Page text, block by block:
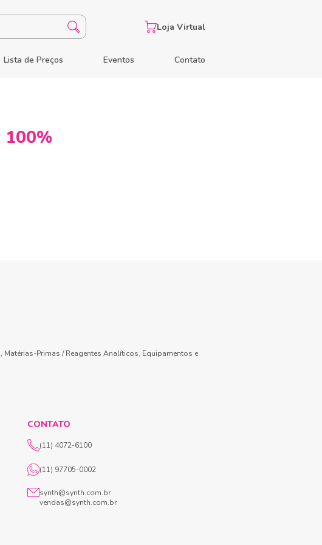
Lista de Preços Eventos Contato
Loja Virtual
100%
Primas / Reagentes Analíticos, Equipamentos e
CONTATO
(11) 4072-6100
(11) 97705-0002
synth@synth.com.br
vendas@synth.com.br